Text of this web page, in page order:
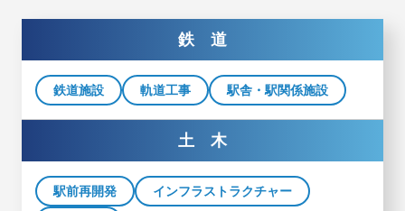
鉄 道
鉄道施設 軌道工事 駅舎・駅関係施設
土 木
駅前再開発 インフラストラクチャー